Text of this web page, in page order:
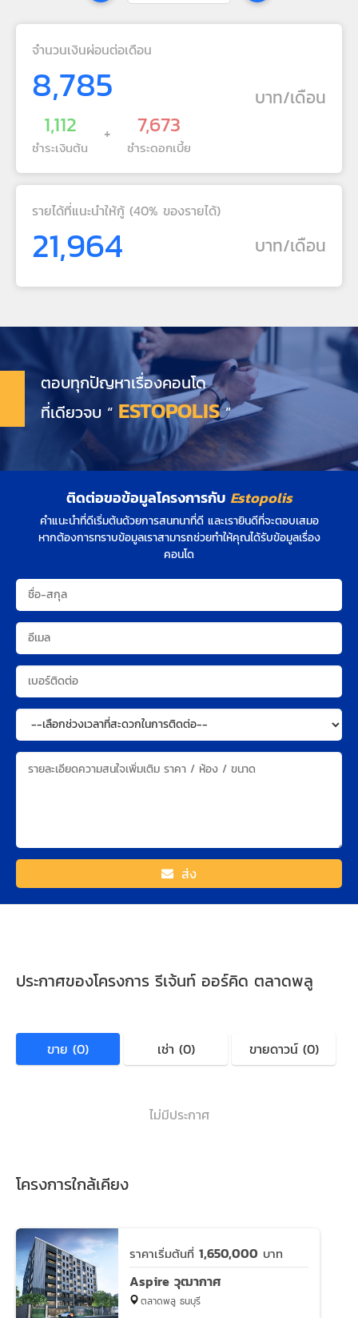
จำนวนเงินผ่อนต่อเดือน
8,785 บาท/เดือน
1,112
ชำระเงินต้น
+ 7,673
ชำระดอกเบี้ย
รายได้ที่แนะนำให้กู้ (40% ของรายได้)
21,964 บาท/เดือน
ตอบทุกปัญหาเรื่องคอนโด
ที่เดียวจบ “ ESTOPOLIS”
ติดต่อขอข้อมูลโครงการกับ Estopolis
คำแนะนำที่ดีเริ่มต้นด้วยการสนทนาที่ดี และเรายินดีที่จะตอบเสมอ
หากต้องการทราบข้อมูลเราสามารถช่วยทำให้คุณได้รับข้อมูลเรื่อง
คอนโด
ส่ง
ประกาศของโครงการ รีเจ้นท์ ออร์คิด ตลาดพลู
ขาย (0) เช่า (0) ขายดาวน์ (0)
ไม่มีประกาศ
โครงการใกล้เคียง
ราคาเริ่มต้นที่ 1,650,000 บาท
Aspire วุฒากาศ
ตลาดพลู ธนบุรี